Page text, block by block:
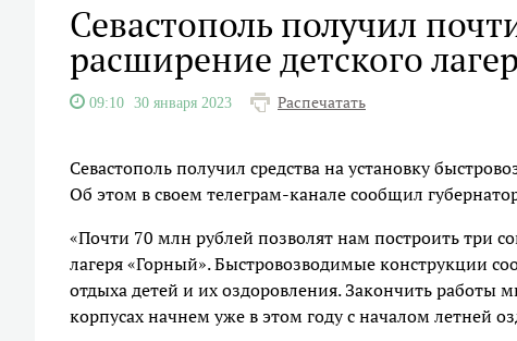
Севастополь получил
расширение детского
09:10 30 января 2023 Распечатать
Севастополь получил средства на установку
Об этом в своем телеграм-канале сообщил
«Почти 70 млн рублей позволят нам построить три
лагеря «Горный». Быстровозводимые конструкции
отдыха детей и их оздоровления. Закончить
корпусах начнем уже в этом году с началом летней